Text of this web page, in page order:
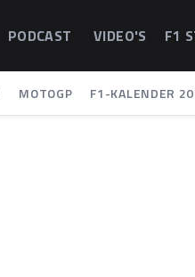
PODCAST VIDEO'S F1
MOTOGP F1-KALENDER